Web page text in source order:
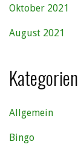
Oktober 2021
August 2021
Kategorien
Allgemein
Bingo